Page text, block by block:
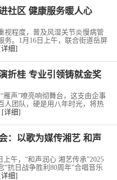
社区 健康服务暖人心
视程度，普及风湿关节炎慢病管
务。1月16日上午，联合街道岳屏
[详细]
折桂 专业引领铸就金奖
雁声”嘹亮响彻舞台，这支由企事
人团队，硬是用八年时光，将热
[详细]
：以歌为媒传湘艺 和声
午，“和声润心 湘艺传承”2025
抗日战争胜利80周年”合唱音乐
[详细]